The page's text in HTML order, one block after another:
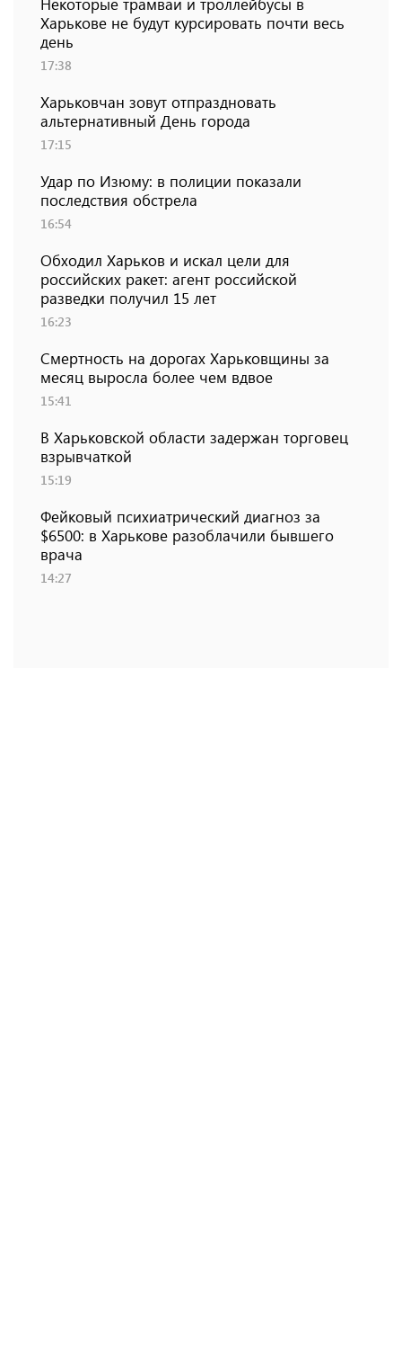
Харькове не будут курсировать почти весь
день
17:38
Харьковчан зовут отпраздновать
альтернативный День города
17:15
Удар по Изюму: в полиции показали
последствия обстрела
16:54
Обходил Харьков и искал цели для
российских ракет: агент российской
разведки получил 15 лет
16:23
Смертность на дорогах Харьковщины за
месяц выросла более чем вдвое
15:41
В Харьковской области задержан торговец
взрывчаткой
15:19
Фейковый психиатрический диагноз за
$6500: в Харькове разоблачили бывшего
врача
14:27